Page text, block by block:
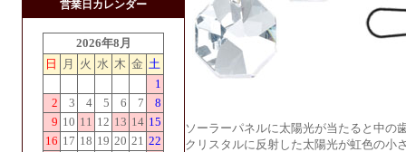
営業日カレンダー
2026年8月
日
月 火 水 木 金 土
1
2
3 4 5 6 7
8
9 10 11 12 13 14 15
16 17 18 19 20 21 22
ソーラーパネルに太陽光が当たると中の
クリスタルに反射した太陽光が虹色の小